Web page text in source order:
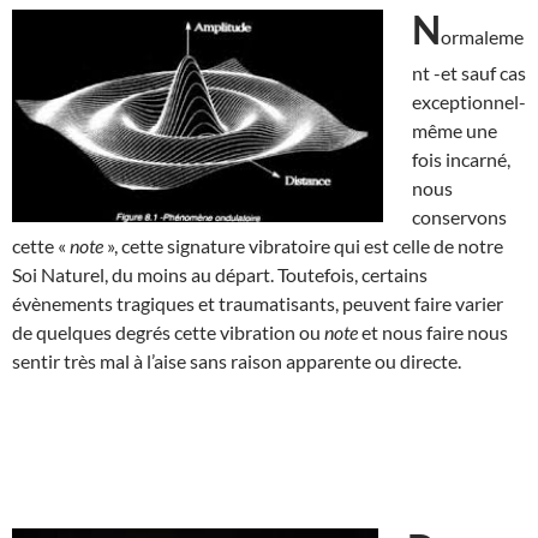
Normaleme
nt -et sauf cas
exceptionnel-
même une
fois incarné,
nous
conservons
cette « note », cette signature vibratoire qui est celle de notre
Soi Naturel, du moins au départ. Toutefois, certains
évènements tragiques et traumatisants, peuvent faire varier
de quelques degrés cette vibration ou noteet nous faire nous
sentir très mal à l’aise sans raison apparente ou directe.